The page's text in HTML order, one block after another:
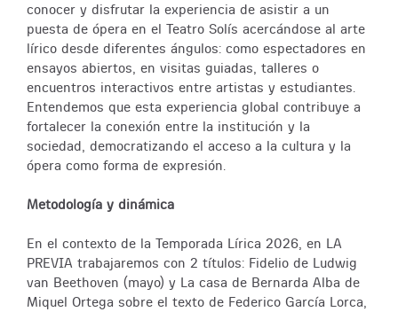
conocer y disfrutar la experiencia de asistir a un
puesta de ópera en el Teatro Solís acercándose al arte
lírico desde diferentes ángulos: como espectadores en
ensayos abiertos, en visitas guiadas, talleres o
encuentros interactivos entre artistas y estudiantes.
Entendemos que esta experiencia global contribuye a
fortalecer la conexión entre la institución y la
sociedad, democratizando el acceso a la cultura y la
ópera como forma de expresión.
Metodología y dinámica
En el contexto de la Temporada Lírica 2026, en LA
PREVIA trabajaremos con 2 títulos: Fidelio de Ludwig
van Beethoven (mayo) y La casa de Bernarda Alba de
Miquel Ortega sobre el texto de Federico García Lorca,